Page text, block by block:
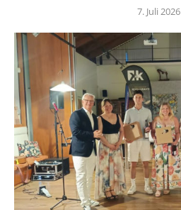
7. Juli 2026